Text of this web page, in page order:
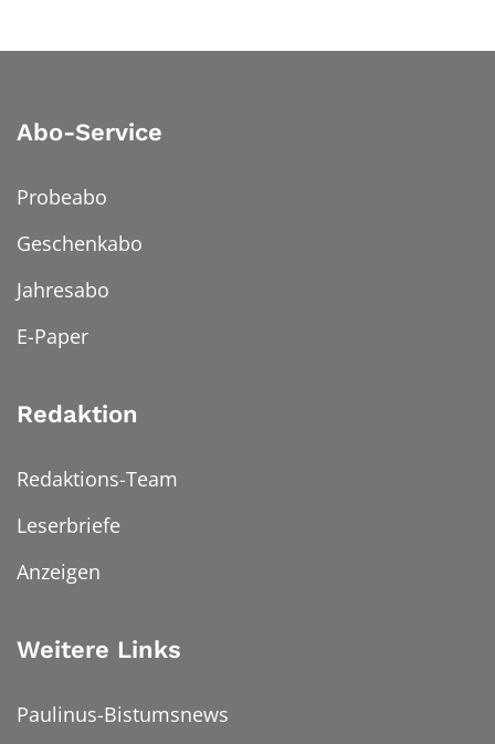
Abo-Service
Probeabo
Geschenkabo
Jahresabo
E-Paper
Redaktion
Redaktions-Team
Leserbriefe
Anzeigen
Weitere Links
Paulinus-Bistumsnews